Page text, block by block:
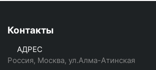
Контакты
АДРЕС
Россия, Москва, ул.Алма-Атинская